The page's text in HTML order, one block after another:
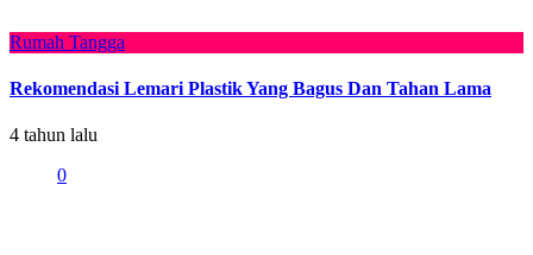
Rumah Tangga
Rekomendasi Lemari Plastik Yang Bagus Dan Tahan Lama
4 tahun lalu
0